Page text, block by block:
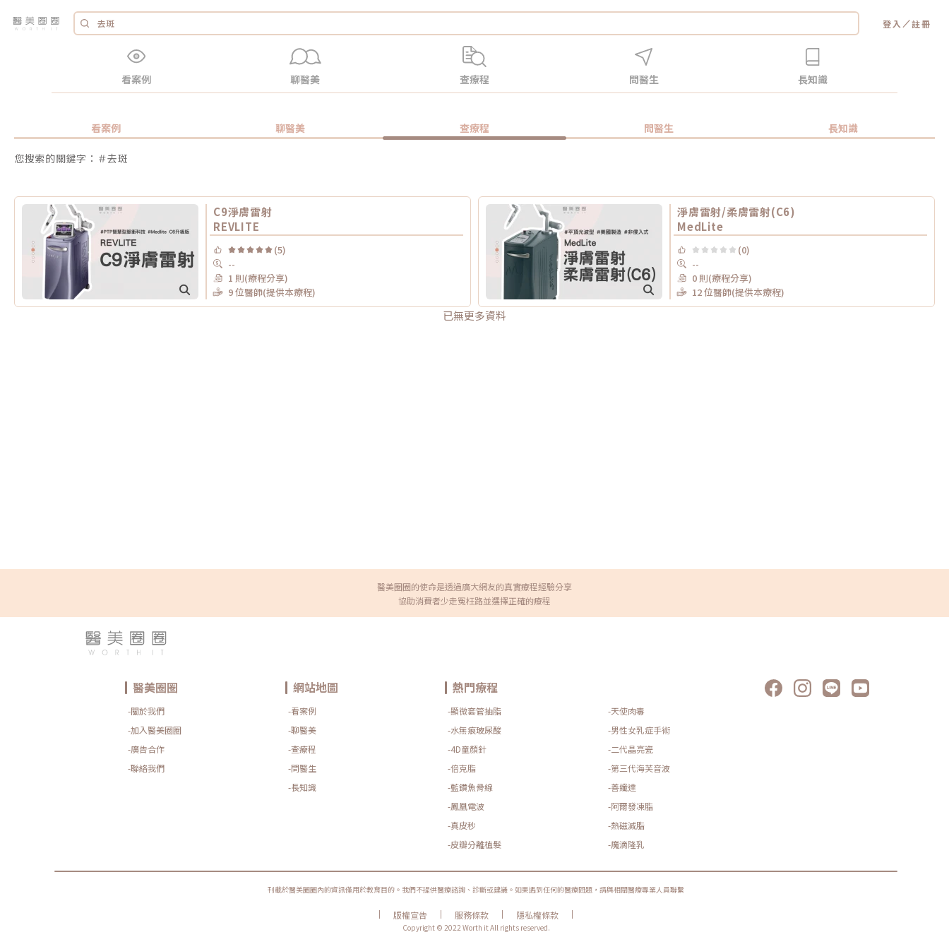
登入 ／註冊
看案例 聊醫美 查療程 問醫生 長知識
看案例 聊醫美 查療程 問醫生 長知識
您搜索的關鍵字：＃去斑
C9淨膚雷射
REVLITE
(5)
--
1 則(療程分享)
9 位醫師(提供本療程)
淨膚雷射/柔膚雷射(C6)
MedLite
(0)
--
0 則(療程分享)
12 位醫師(提供本療程)
已無更多資料
醫美圈圈的使命是透過廣大網友的真實療程經驗分享
協助消費者少走冤枉路並選擇正確的療程
醫美圈圈
-關於我們
-加入醫美圈圈
-廣告合作
-聯絡我們
網站地圖
-看案例
-聊醫美
-查療程
-問醫生
-長知識
熱門療程
-顯微套管抽脂
-天使肉毒
-水無痕玻尿酸
-男性女乳症手術
-4D童顏針
-二代晶亮瓷
-倍克脂
-第三代海芙音波
-藍鑽魚骨線
-善纖達
-鳳凰電波
-阿爾發凍脂
-真皮秒
-熱磁減脂
-皮瓣分離植髮
-魔滴隆乳
刊載於醫美圈圈內的資訊僅用於教育目的。我們不提供醫療諮詢、診斷或建議。如果遇到任何的醫療問題，請與相關醫療專業人員聯繫
| 版權宣告 | 服務條款 | 隱私權條款
|
Copyright © 2022 Worth it All rights reserved.